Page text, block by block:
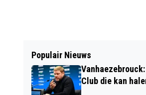
Populair Nieuws
Club die kan